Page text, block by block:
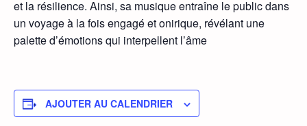
et la résilience. Ainsi, sa musique entraîne le public dans
un voyage à la fois engagé et onirique, révélant une
palette d’émotions qui interpellent l’âme
AJOUTER AU CALENDRIER